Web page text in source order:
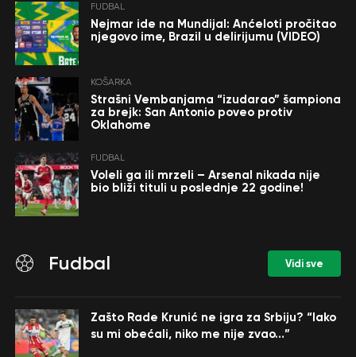
FUDBAL
Nejmar ide na Mundijal: Anćeloti pročitao
njegovo ime, Brazil u delirijumu (VIDEO)
KOŠARKA
Strašni Vembanjama “izudarao” šampiona
za brejk: San Antonio poveo protiv
Oklahome
FUDBAL
Voleli ga ili mrzeli – Arsenal nikada nije
bio bliži tituli u poslednje 22 godine!
Fudbal Vidi sve
Zašto Rade Krunić ne igra za Srbiju? “Iako
su mi obećali, niko me nije zvao…”